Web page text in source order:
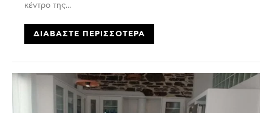
κέντρο της...
ΔΙΑΒΆΣΤΕ ΠΕΡΙΣΣΌΤΕΡΑ